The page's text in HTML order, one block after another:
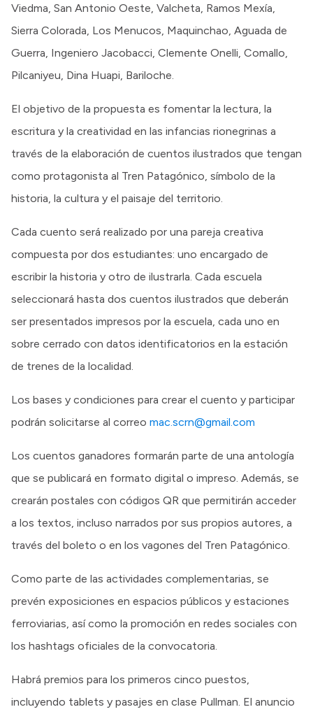
Viedma, San Antonio Oeste, Valcheta, Ramos Mexía,
Sierra Colorada, Los Menucos, Maquinchao, Aguada de
Guerra, Ingeniero Jacobacci, Clemente Onelli, Comallo,
Pilcaniyeu, Dina Huapi, Bariloche.
El objetivo de la propuesta es fomentar la lectura, la
escritura y la creatividad en las infancias rionegrinas a
través de la elaboración de cuentos ilustrados que tengan
como protagonista al Tren Patagónico, símbolo de la
historia, la cultura y el paisaje del territorio.
Cada cuento será realizado por una pareja creativa
compuesta por dos estudiantes: uno encargado de
escribir la historia y otro de ilustrarla. Cada escuela
seleccionará hasta dos cuentos ilustrados que deberán
ser presentados impresos por la escuela, cada uno en
sobre cerrado con datos identificatorios en la estación
de trenes de la localidad.
Los bases y condiciones para crear el cuento y participar
podrán solicitarse al correo mac.scrn@gmail.com
Los cuentos ganadores formarán parte de una antología
que se publicará en formato digital o impreso. Además, se
crearán postales con códigos QR que permitirán acceder
a los textos, incluso narrados por sus propios autores, a
través del boleto o en los vagones del Tren Patagónico.
Como parte de las actividades complementarias, se
prevén exposiciones en espacios públicos y estaciones
ferroviarias, así como la promoción en redes sociales con
los hashtags oficiales de la convocatoria.
Habrá premios para los primeros cinco puestos,
incluyendo tablets y pasajes en clase Pullman. El anuncio